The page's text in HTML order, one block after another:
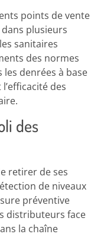
points de vente
plusieurs
sanitaires
des normes
denrées à base
des
des
retirer de ses
de niveaux
préventive
distributeurs face
la chaîne